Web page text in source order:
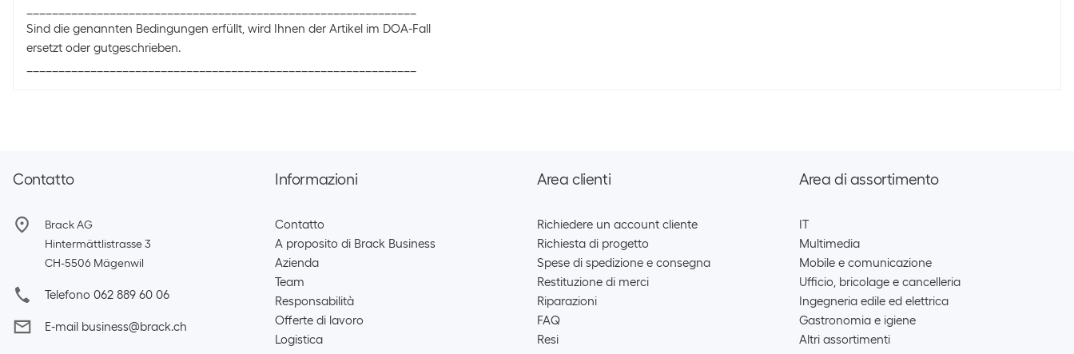
Sind die genannten Bedingungen erfüllt, wird Ihnen der Artikel im DOA-Fall
ersetzt oder gutgeschrieben.
Contatto
Brack AG
Hintermättlistrasse 3
CH-5506 Mägenwil
Telefono 062 889 60 06
E-mail business@brack.ch
Informazioni
Contatto
A proposito di Brack Business
Azienda
Team
Responsabilità
Offerte di lavoro
Logistica
Area clienti
Richiedere un account cliente
Richiesta di progetto
Spese di spedizione e consegna
Restituzione di merci
Riparazioni
FAQ
Resi
Area di assortimento
IT
Multimedia
Mobile e comunicazione
Ufficio, bricolage e cancelleria
Ingegneria edile ed elettrica
Gastronomia e igiene
Altri assortimenti